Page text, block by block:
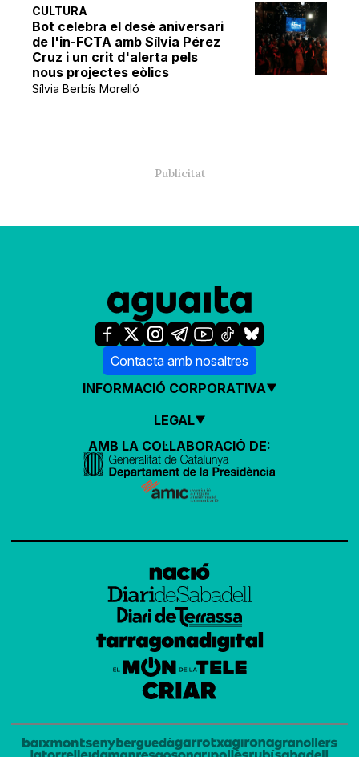
CULTURA
Bot celebra el desè aniversari
de l'in-FCTA amb Sílvia Pérez
Cruz i un crit d'alerta pels
nous projectes eòlics
Sílvia Berbís Morelló
Contacta amb nosaltres
INFORMACIÓ CORPORATIVA
LEGAL
AMB LA COL·LABORACIÓ DE: